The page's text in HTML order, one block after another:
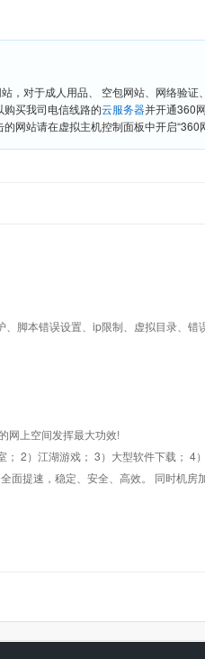
对于成人用品、 空包网站、网络验
买我司电信线路的云服务器并开通360
网站请在虚拟主机控制面板中开启“360
脚本错误设置、ip限制、虚拟目录、错
网上空间发挥最大功效!
2）江湖游戏； 3）大型软件下载； 4
提速，稳定、安全、高效。 同时机房